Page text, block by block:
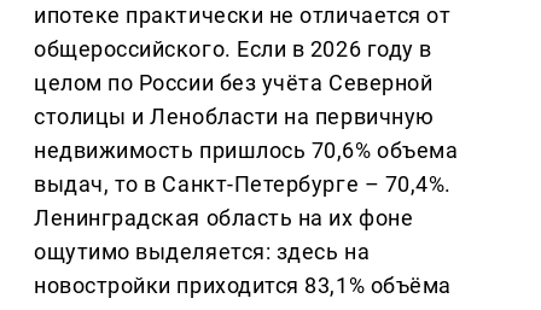
ипотеке практически не отличается от
общероссийского. Если в 2026 году в
целом по России без учёта Северной
столицы и Ленобласти на первичную
недвижимость пришлось 70,6% объема
выдач, то в Санкт-Петербурге – 70,4%.
Ленинградская область на их фоне
ощутимо выделяется: здесь на
новостройки приходится 83,1% объёма